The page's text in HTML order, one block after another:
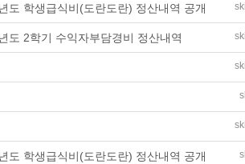
도 학생급식비(도란도란) 정산내역 공개
도 2학기 수익자부담경비 정산내역
년도 예산서(학교회계, 법인회계,학교발전기금)
년도 1학기 수익자부담경비 (유초중고 CCA) 정
도 세입세출 결산서 공개(학교회계, 법인회계)
도 학생급식비(도란도란) 정산내역 공개